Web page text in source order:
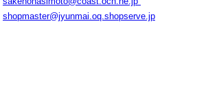
shopmaster@jyunmai.oq.shopserve.jp